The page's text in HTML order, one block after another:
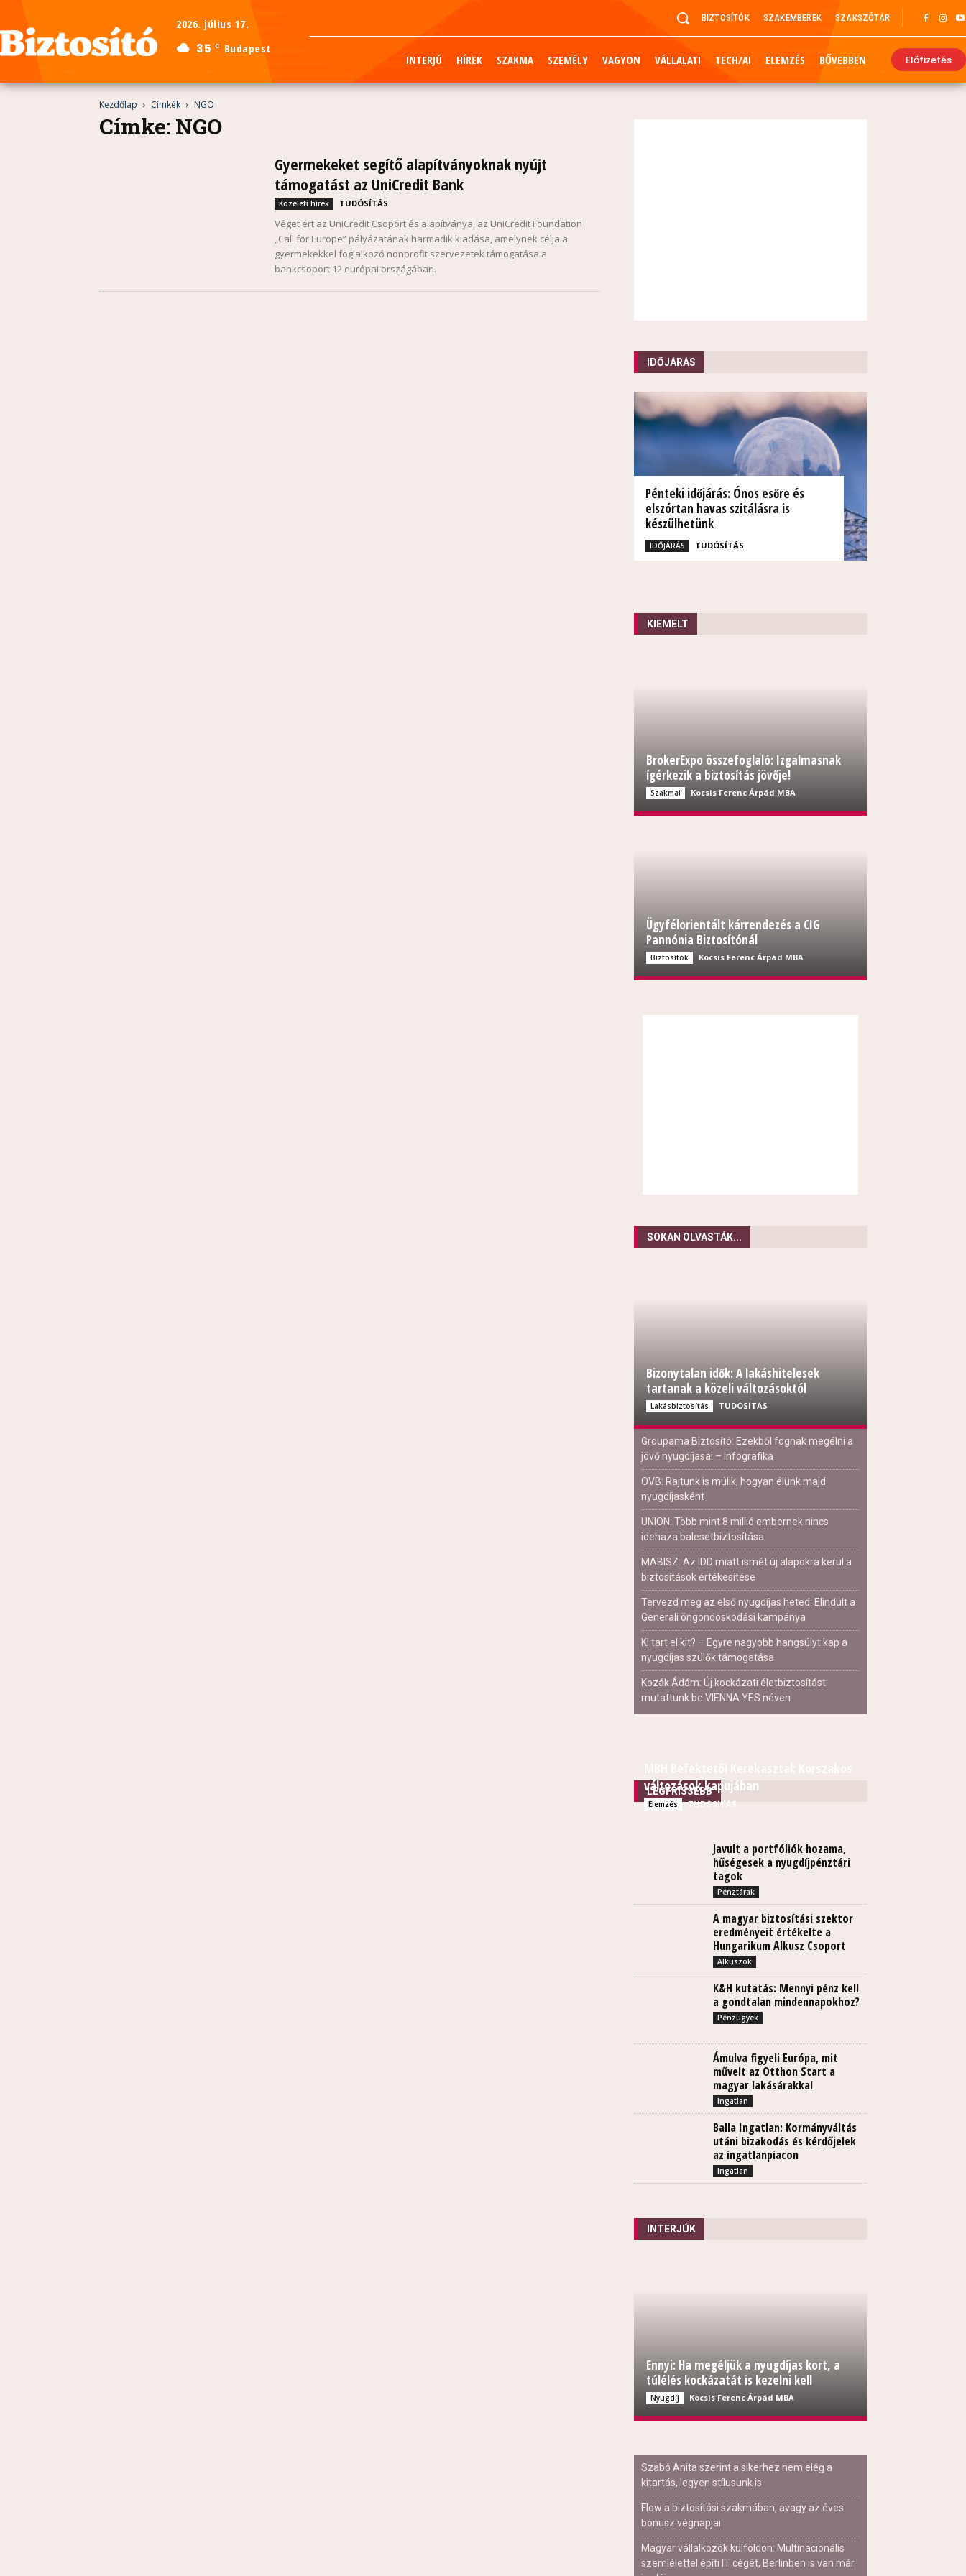
2026. július 17.
35 C Budapest
BIZTOSÍTÓK SZAKEMBEREK SZAKSZÓTÁR
INTERJÚ HÍREK SZAKMA SZEMÉLY VAGYON VÁLLALATI TECH/AI ELEMZÉS BŐVEBBEN Előfizetés
Kezdőlap Címkék NGO
Címke: NGO
Gyermekeket segítő alapítványoknak nyújt
támogatást az UniCredit Bank
Közéleti hírek TUDÓSÍTÁS
Véget ért az UniCredit Csoport és alapítványa, az UniCredit Foundation
„Call for Europe” pályázatának harmadik kiadása, amelynek célja a
gyermekekkel foglalkozó nonprofit szervezetek támogatása a
bankcsoport 12 európai országában.
IDŐJÁRÁS
Pénteki időjárás: Ónos esőre és
elszórtan havas szitálásra is
készülhetünk
IDŐJÁRÁS TUDÓSÍTÁS
KIEMELT
BrokerExpo összefoglaló: Izgalmasnak
ígérkezik a biztosítás jövője!
Szakmai Kocsis Ferenc Árpád MBA
Ügyfélorientált kárrendezés a CIG
Pannónia Biztosítónál
Biztosítók Kocsis Ferenc Árpád MBA
SOKAN OLVASTÁK...
Bizonytalan idők: A lakáshitelesek
tartanak a közeli változásoktól
Lakásbiztosítás TUDÓSÍTÁS
Groupama Biztosító: Ezekből fognak megélni a
jövő nyugdíjasai – Infografika
OVB: Rajtunk is múlik, hogyan élünk majd
nyugdíjasként
UNION: Több mint 8 millió embernek nincs
idehaza balesetbiztosítása
MABISZ: Az IDD miatt ismét új alapokra kerül a
biztosítások értékesítése
Tervezd meg az első nyugdíjas heted: Elindult a
Generali öngondoskodási kampánya
Ki tart el kit? – Egyre nagyobb hangsúlyt kap a
nyugdíjas szülők támogatása
Kozák Ádám: Új kockázati életbiztosítást
mutattunk be VIENNA YES néven
LEGFRISSEBB
változások kapujában
Elemzés TUDÓSÍTÁS
Javult a portfóliók hozama,
hűségesek a nyugdíjpénztári
tagok
Pénztárak
A magyar biztosítási szektor
eredményeit értékelte a
Hungarikum Alkusz Csoport
Alkuszok
K&H kutatás: Mennyi pénz kell
a gondtalan mindennapokhoz?
Pénzügyek
Ámulva figyeli Európa, mit
művelt az Otthon Start a
magyar lakásárakkal
Ingatlan
Balla Ingatlan: Kormányváltás
utáni bizakodás és kérdőjelek
az ingatlanpiacon
Ingatlan
INTERJÚK
Ennyi: Ha megéljük a nyugdíjas kort, a
túlélés kockázatát is kezelni kell
Nyugdíj Kocsis Ferenc Árpád MBA
Szabó Anita szerint a sikerhez nem elég a
kitartás, legyen stílusunk is
Flow a biztosítási szakmában, avagy az éves
bónusz végnapjai
Magyar vállalkozók külföldön: Multinacionális
szemlélettel építi IT cégét, Berlinben is van már